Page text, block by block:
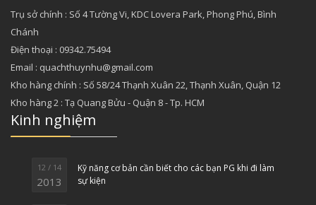
Trụ sở chính : Số 4 Tường Vi, KDC Lovera Park, Phong Phú, Bình
Chánh
Điện thoại : 09342.75494
Email : quachthuynhu@gmail.com
Kho hàng chính : Số 58/24 Thạnh Xuân 22, Thạnh Xuân, Quận 12
Kho hàng 2 : Tạ Quang Bửu - Quận 8 - Tp. HCM
Kinh nghiệm
12 / 14
2013
Kỹ năng cơ bản cần biết cho các bạn PG khi đi làm
sự kiện